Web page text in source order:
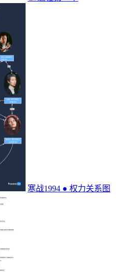
寒战1994 ● 权力关系图